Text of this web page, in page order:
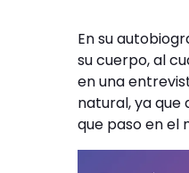
En su
su cuerpo, al
en una
natural, ya que
que paso en el